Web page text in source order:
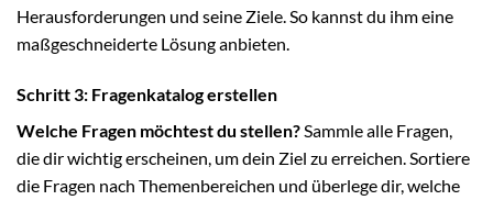
Herausforderungen und seine Ziele. So kannst du ihm eine
maßgeschneiderte Lösung anbieten.
Schritt 3: Fragenkatalog erstellen
Welche Fragen möchtest du stellen? Sammle alle Fragen,
die dir wichtig erscheinen, um dein Ziel zu erreichen. Sortiere
die Fragen nach Themenbereichen und überlege dir, welche